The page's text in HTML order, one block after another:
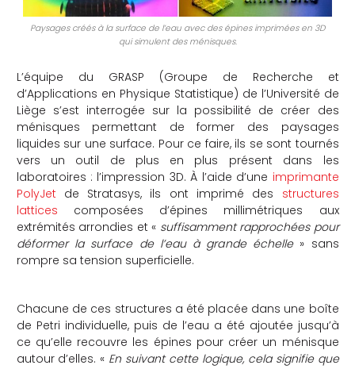
Paysages créés à la surface de l’eau avec des épines imprimées en 3D
qui simulent des ménisques.
L’équipe du GRASP (Groupe de Recherche et
d’Applications en Physique Statistique) de l’Université de
Liège s’est interrogée sur la possibilité de créer des
ménisques permettant de former des paysages
liquides sur une surface. Pour ce faire, ils se sont tournés
vers un outil de plus en plus présent dans les
laboratoires : l’impression 3D. À l’aide d’une imprimante
PolyJet de Stratasys, ils ont imprimé des structures
lattices composées d’épines millimétriques aux
extrémités arrondies et « suffisamment rapprochées pour
déformer la surface de l’eau à grande échelle» sans
rompre sa tension superficielle.
Chacune de ces structures a été placée dans une boîte
de Petri individuelle, puis de l’eau a été ajoutée jusqu’à
ce qu’elle recouvre les épines pour créer un ménisque
autour d’elles. « En suivant cette logique, cela signifie que